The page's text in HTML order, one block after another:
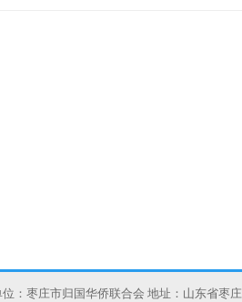
：枣庄市归国华侨联合会 地址：山东省枣